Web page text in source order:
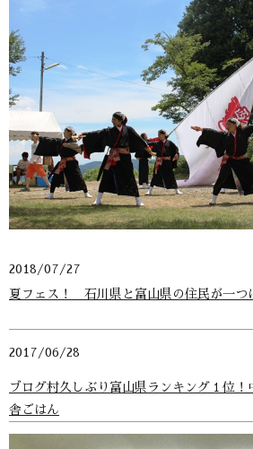
2018/07/27
夏フェス！ 石川県と富山県の住民が一つ
2017/06/28
ブログ村久しぶり富山県ランキング１位
舎ごはん